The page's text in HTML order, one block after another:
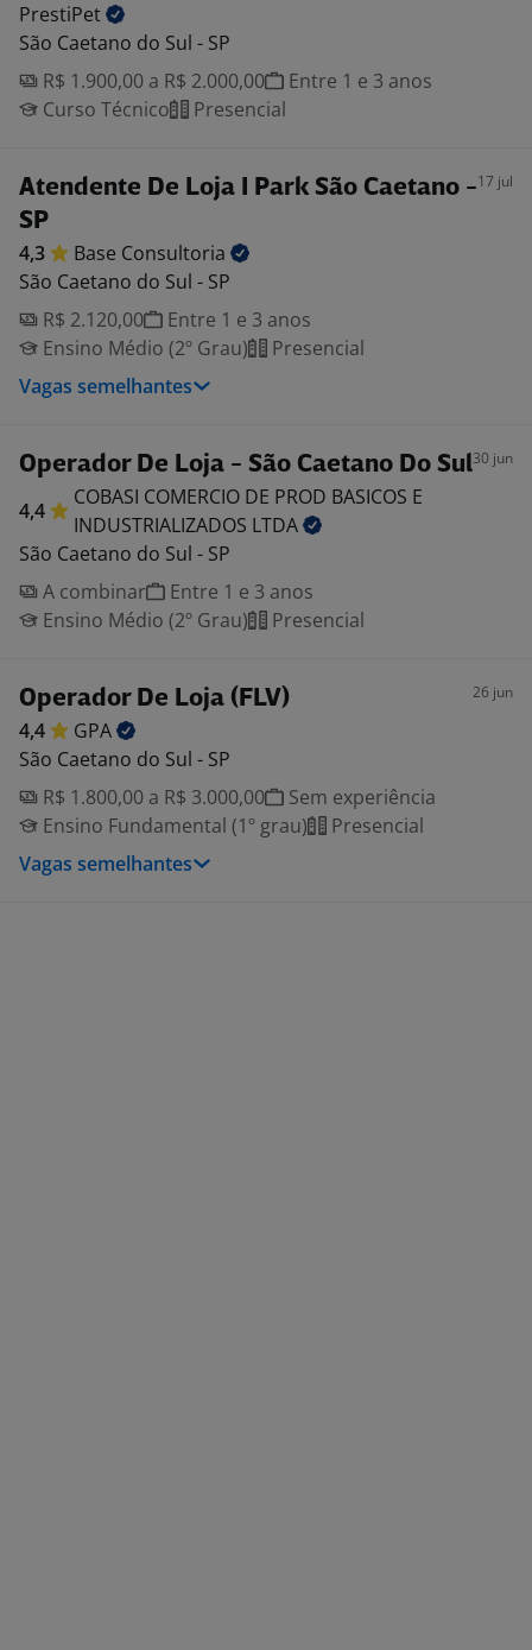
PrestiPet
São Caetano do Sul - SP
R$ 1.900,00 a R$ 2.000,00
Entre 1 e 3 anos
Curso Técnico
Presencial
Atendente De Loja I Park São Caetano -
SP
17 jul
4,3 Base Consultoria
São Caetano do Sul - SP
R$ 2.120,00
Entre 1 e 3 anos
Ensino Médio (2º Grau)
Presencial
Vagas semelhantes
Operador De Loja - São Caetano Do Sul30 jun
4,4
COBASI COMERCIO DE PROD BASICOS E
INDUSTRIALIZADOS LTDA
São Caetano do Sul - SP
A combinar
Entre 1 e 3 anos
Ensino Médio (2º Grau)
Presencial
Operador De Loja (FLV) 26 jun
4,4
GPA
São Caetano do Sul - SP
R$ 1.800,00 a R$ 3.000,00
Sem experiência
Ensino Fundamental (1º grau)
Presencial
Vagas semelhantes